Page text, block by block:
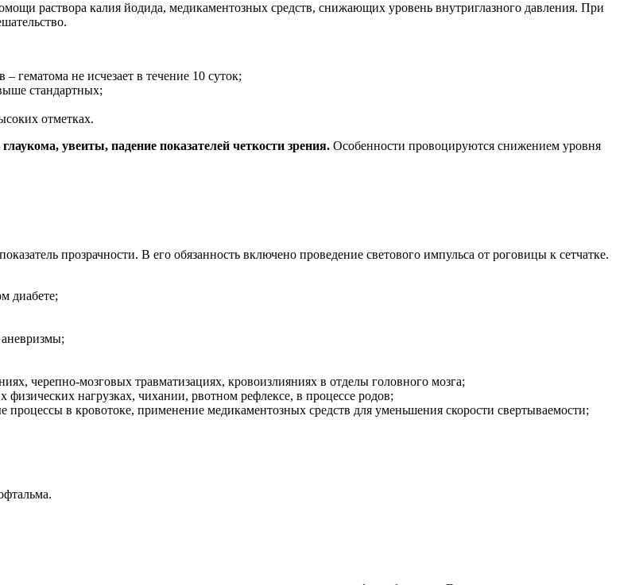
раствора калия йодида, медикаментозных средств, снижающих уровень внутриглазного давления. При
гематома не исчезает в течение 10 суток;
стандартных;
отметках.
увеиты, падение показателей четкости зрения. Особенности провоцируются снижением уровня
прозрачности. В его обязанность включено проведение светового импульса от роговицы к сетчатке.
диабете;
черепно-мозговых травматизациях, кровоизлияниях в отделы головного мозга;
нагрузках, чихании, рвотном рефлексе, в процессе родов;
в кровотоке, применение медикаментозных средств для уменьшения скорости свертываемости;